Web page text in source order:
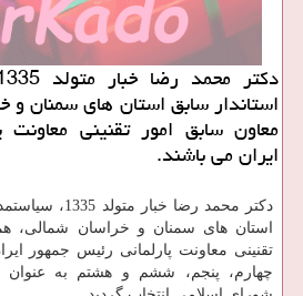
استاندار سابق استان های سمنان و
معاون سابق امور تقنینی معاونت
ایران می باشند.
دکتر محمد رضا
استان های سمنان و خراسان شمالی،
تقنینی معاونت پارلمانی رئیس جمهور
چهارم، پنجم، ششم و هشتم به عنوان